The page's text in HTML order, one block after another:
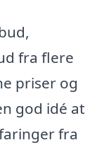
fra flere
priser og
god idé at
fra